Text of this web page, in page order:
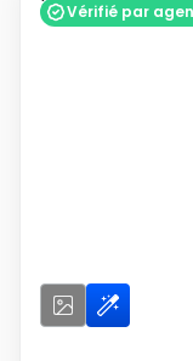
Vérifié par